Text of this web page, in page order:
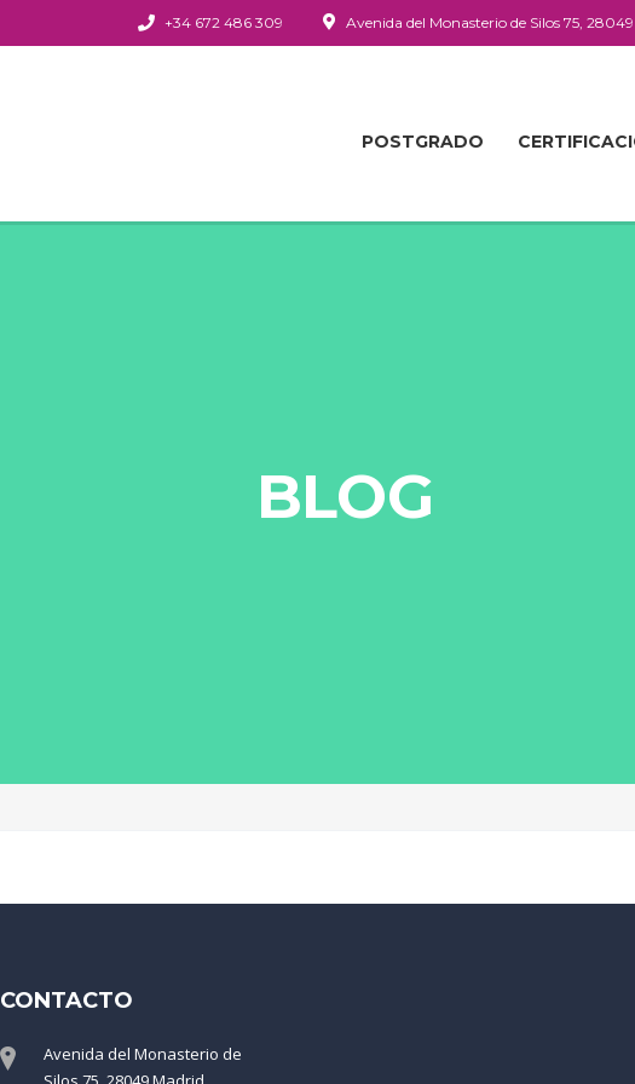
Avenida del Monasterio de Silos 75,
+34 672 486 309
POSTGRADO
BLOG
CONTACTO
Avenida del Monasterio de